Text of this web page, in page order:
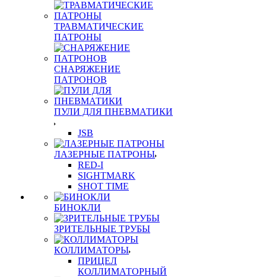
ТРАВМАТИЧЕСКИЕ
ПАТРОНЫ
СНАРЯЖЕНИЕ
ПАТРОНОВ
ПУЛИ ДЛЯ ПНЕВМАТИКИ
JSB
ЛАЗЕРНЫЕ ПАТРОНЫ
RED-I
SIGHTMARK
SHOT TIME
БИНОКЛИ
ЗРИТЕЛЬНЫЕ ТРУБЫ
КОЛЛИМАТОРЫ
ПРИЦЕЛ
КОЛЛИМАТОРНЫЙ